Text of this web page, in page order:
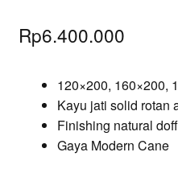
Rp6.400.000
120×200, 160×200,
Kayu jati solid rotan
Finishing natural doff
Gaya Modern Cane